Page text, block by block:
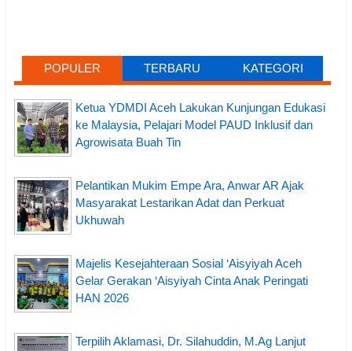
POPULER TERBARU KATEGORI
Ketua YDMDI Aceh Lakukan Kunjungan Edukasi
ke Malaysia, Pelajari Model PAUD Inklusif dan
Agrowisata Buah Tin
Pelantikan Mukim Empe Ara, Anwar AR Ajak
Masyarakat Lestarikan Adat dan Perkuat
Ukhuwah
Majelis Kesejahteraan Sosial ‘Aisyiyah Aceh
Gelar Gerakan ‘Aisyiyah Cinta Anak Peringati
HAN 2026
Terpilih Aklamasi, Dr. Silahuddin, M.Ag Lanjut